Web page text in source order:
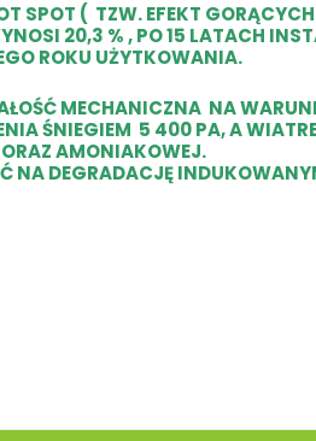
SPOT ( TZW. EFEKT
20,3 % , PO 15 LATACH
ROKU UŻYTKOWANIA.
MECHANICZNA NA
ŚNIEGIEM 5 400 PA, A
AMONIAKOWEJ.
NA DEGRADACJĘ